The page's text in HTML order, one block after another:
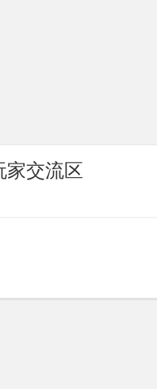
家交流区